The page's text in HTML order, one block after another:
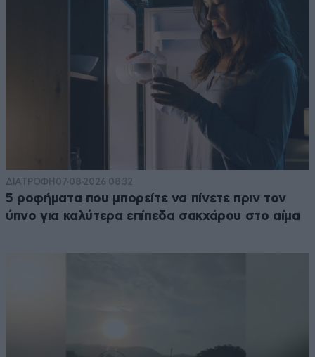
ΔΙΑΤΡΟΦΗ 07·08·2026 08:32
5 ροφήματα που μπορείτε να πίνετε πριν τον
ύπνο για καλύτερα επίπεδα σακχάρου στο αίμα